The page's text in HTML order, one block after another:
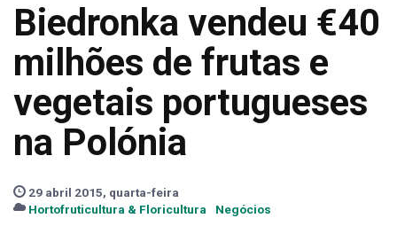
Biedronka vendeu €40
milhões de frutas e
vegetais portugueses
na Polónia
29 abril 2015, quarta-feira
Hortofruticultura & Floricultura
Negócios